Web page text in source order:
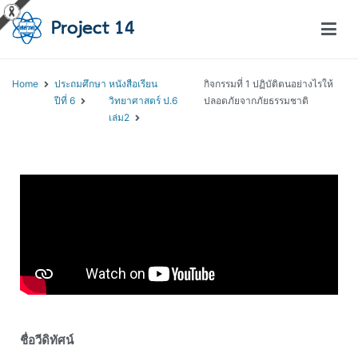
Home
ประถมศึกษา
ปีที่ 6
หนังสือเรียน
วิทยาศาสตร์ ป.6
เล่ม2
กิจกรรมที่ 1 ปฏิบัติตนอย่างไรให้
ปลอดภัยจากภัยธรรมชาติ
ชื่อวีดิทัศน์